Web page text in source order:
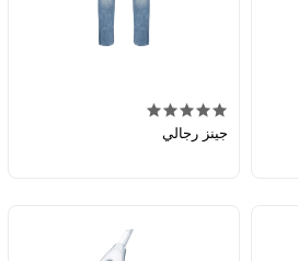
جينز رجالي